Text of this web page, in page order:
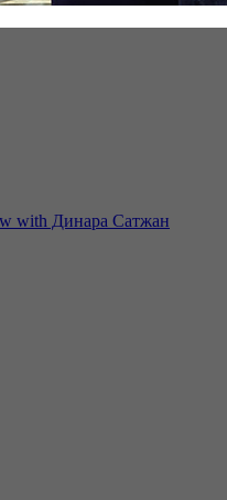
with Динара Сатжан